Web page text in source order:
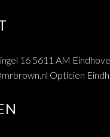
16 5611 AM
Opticien